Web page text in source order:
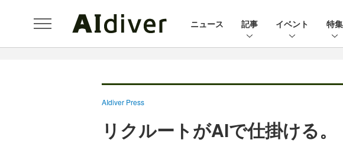
ニュース 記事 イベント 特集
AIdiver Press
リクルートがAIで仕掛ける